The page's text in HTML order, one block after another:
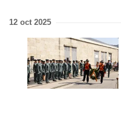
12 oct 2025